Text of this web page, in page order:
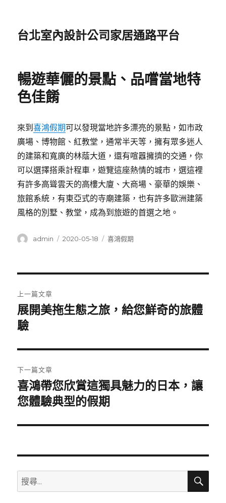
台北室內設計公司家居通路平台
暢遊華儷的景點、品嚐當地特
色佳餚
來到喜鴻假期可以發現當地許多漂亮的景點，如市政
廣場、博物館、紅教堂，通常半天等，擁有眾多迷人
的建築和寬廣的林蔭大道，還有喧囂擁擠的交通，你
可以選擇搭乘計程車，遊覽這座熱情的城市，選這裡
有許多高聳雲天的高樓大廈、大商場、豪華的娛樂、
旅館系統，有東亞式的寺廟建築，也有許多歐洲建築
風格的別墅、教堂，成為到旅遊的首選之地。
作
admin
發
2020-05-18
分
喜鴻假期
章
導
覽
上一篇文章
上
一
文
章:
展開美拖生態之旅，給您鮮奇的旅體
驗
下一篇文章
下
一
文
喜鴻帶您欣賞這獨具魅力的日本，讓
您體驗典型的假期
搜
尋
搜